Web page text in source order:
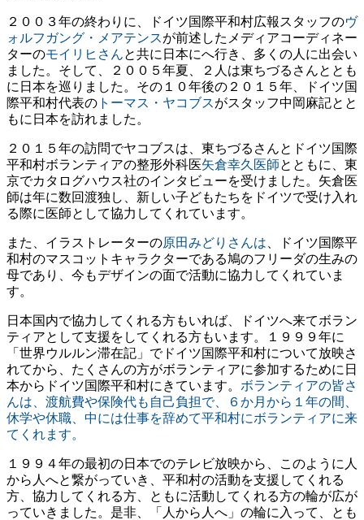
２００３年の終わりに、ドイツ国際平和村広報スタッフのヴ
ォルフガング・メアテンスが前述したメディアコーディネー
ターのモイリヒさんと共に日本にへ行き、多くの人に出会い
ました。そして、２００５年夏、２人は東ちづるさんととも
に日本を巡りました。その１０年後の２０１５年、ドイツ国
際平和村代表の トーマス・ヤコブスがスタッフ中岡麻記とと
もに日本を訪れました。
２０１５年の訪問でヤコブスは、東ちづるさんとドイツ国際
平和村ボランティアの整形外科医矢倉幸久医師とともに、東
京でカタログハウス社のインタビューを受けました。矢倉医
師は年に数回渡独し、新しい子どもたちをドイツで受け入れ
る際に医師として協力してくれています。
また、イラストレーターの原田みどりさんは 、ドイツ国際平
和村のマスコットキャラクターである鳩のフリーダの生みの
母であり、今もデザインの面で活動に協力してくれていま
す。
日本国内で協力してくれる方もいれば、ドイツへ来てボラン
ティアとして支援をしてくれる方もいます。１９９９年に
「世界ウルルン滞在記」でドイツ国際平和村について放映さ
れてから、たくさんの方がボランティアに参加するために日
本からドイツ国際平和村にきています。 ボランティアの皆さ
んは、渡航費や保険代も自己負担で、６か月から１年の間、
休学や休職、中には仕事を辞めて平和村にボランティアに来
てくれます。
１９９４年の最初の日本でのテレビ放映から、このように人
から人へと繋がっていき、平和村の活動を支援してくれる
方、協力してくれる方、ともに活動してくれる方の輪が広が
っていきました。是非、「人から人へ」の輪に入って、とも